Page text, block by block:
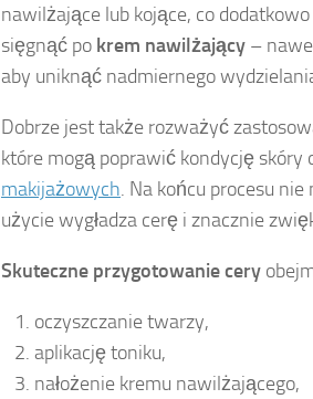
nawilżające lub kojące, co
sięgnąć po krem nawilżający –
aby uniknąć nadmiernego
Dobrze jest także rozważyć
które mogą poprawić kondycję skóry
makijażowych. Na końcu procesu
użycie wygładza cerę i znacznie
Skuteczne przygotowanie cery
oczyszczanie twarzy,
aplikację toniku,
nałożenie kremu nawilżającego,